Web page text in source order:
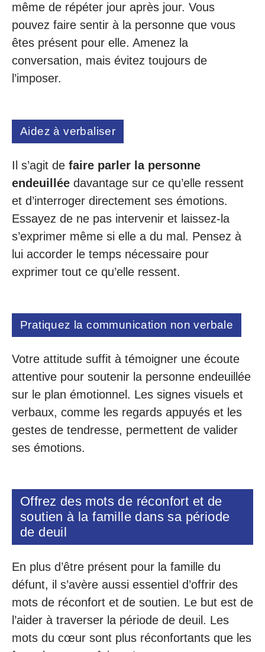
même de répéter jour après jour. Vous
pouvez faire sentir à la personne que vous
êtes présent pour elle. Amenez la
conversation, mais évitez toujours de
l’imposer.
Aidez à verbaliser
Il s’agit de faire parler la personne
endeuillée davantage sur ce qu’elle ressent
et d’interroger directement ses émotions.
Essayez de ne pas intervenir et laissez-la
s’exprimer même si elle a du mal. Pensez à
lui accorder le temps nécessaire pour
exprimer tout ce qu’elle ressent.
Pratiquez la communication non verbale
Votre attitude suffit à témoigner une écoute
attentive pour soutenir la personne endeuillée
sur le plan émotionnel. Les signes visuels et
verbaux, comme les regards appuyés et les
gestes de tendresse, permettent de valider
ses émotions.
Offrez des mots de réconfort et de
soutien à la famille dans sa période
de deuil
En plus d’être présent pour la famille du
défunt, il s’avère aussi essentiel d’offrir des
mots de réconfort et de soutien. Le but est de
l’aider à traverser la période de deuil. Les
mots du cœur sont plus réconfortants que les